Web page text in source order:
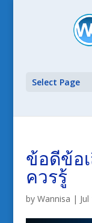
Select Page
ข้อดีข้อ
ควรรู้
by Wannisa |